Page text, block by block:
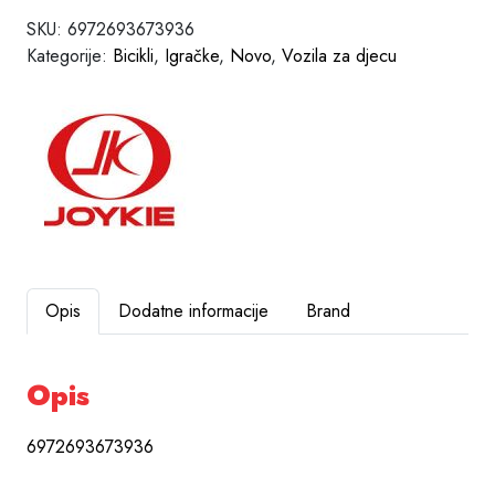
SKU: 6972693673936
Kategorije: Bicikli, Igračke, Novo, Vozila za djecu
Opis Dodatne informacije Brand
Opis
6972693673936